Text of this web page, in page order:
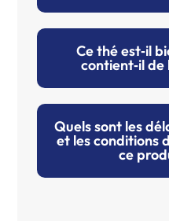
Ce thé est‑il
contient‑il de
Quels sont les
et les conditions
ce